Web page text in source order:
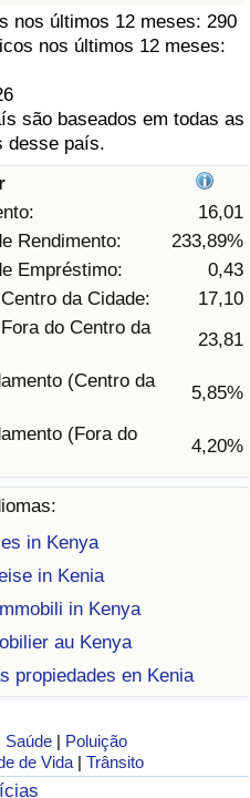
nos últimos 12 meses: 290
nos últimos 12 meses:
são baseados em todas as
desse país.
16,01
Rendimento:
233,89%
Empréstimo:
0,43
da Cidade:
17,10
do Centro da
23,81
(Centro da
5,85%
(Fora do
4,20%
in Kenya
in Kenia
in Kenya
au Kenya
propiedades en Kenia
Saúde | Poluição
de Vida |Trânsito